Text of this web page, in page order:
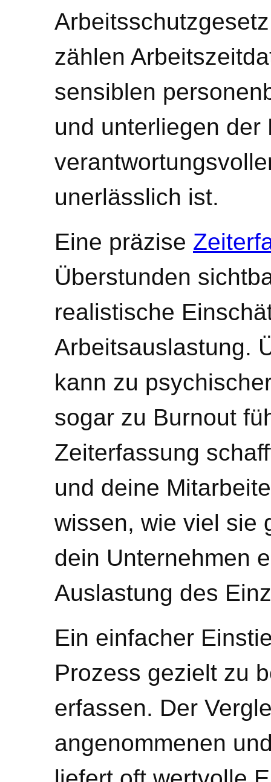
zählen
sensiblen
und unterliegen der
unerlässlich ist.
Eine präzise
Überstunden
realistische
Arbeitsauslastung.
kann zu
sogar zu Burnout
Zeiterfassung
und deine
wissen, wie viel sie
dein Unternehmen
Auslastung des
Ein einfacher
Prozess gezielt zu
erfassen. Der
angenommenen